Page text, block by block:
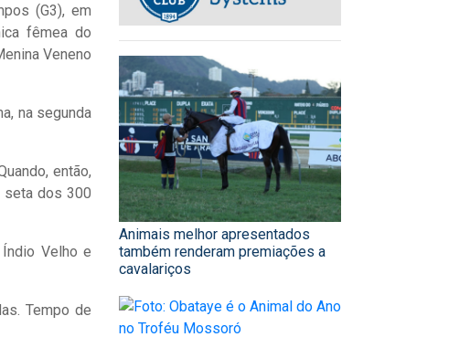
(G3), em
fêmea do
Veneno
na segunda
então,
seta dos 300
Velho e
Tempo de
Animais melhor apresentados
também renderam premiações a
cavalariços